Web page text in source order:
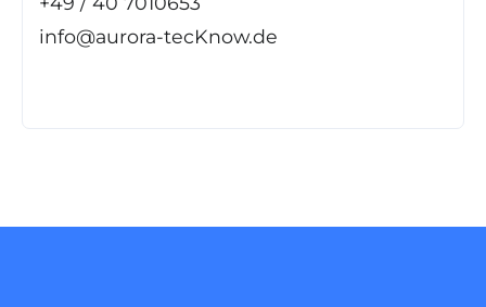
info@aurora-tecKnow.de